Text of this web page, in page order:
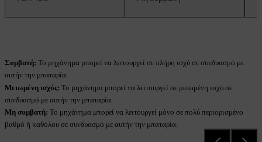
Συμβατή: Το μηχάνημα μπορεί να λειτουργεί σε πλήρη ισχύ σε συνδυασμό με
αυτήν την μπαταρία.
Μειωμένη ισχύς: Το μηχάνημα μπορεί να λειτουργεί σε μειωμένη ισχύ σε
συνδυασμό με αυτήν την μπαταρία.
Μη συμβατή: Το μηχάνημα μπορεί να λειτουργεί μόνο σε πολύ περιορισμένο
βαθμό ή καθόλου σε συνδυασμό με αυτήν την μπαταρία.